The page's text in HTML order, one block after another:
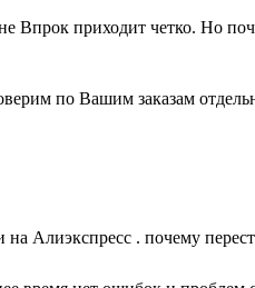
Впрок приходит четко. Но
по Вашим заказам
Алиэкспресс . почему